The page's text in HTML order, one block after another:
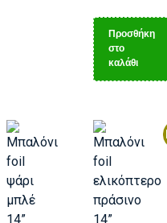
Προσθήκη
στο
καλάθι